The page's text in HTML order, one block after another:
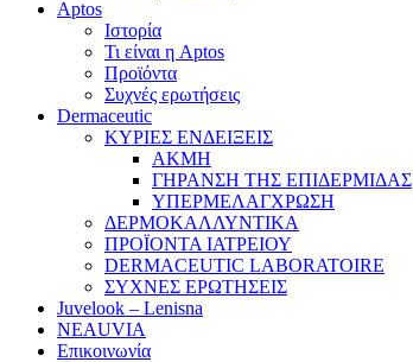
Aptos
Ιστορία
Τι είναι η Aptos
Προϊόντα
Συχνές ερωτήσεις
Dermaceutic
ΚΥΡΙΕΣ ΕΝΔΕΙΞΕΙΣ
ΑΚΜΗ
ΓΗΡΑΝΣΗ ΤΗΣ ΕΠΙΔΕΡΜΙΔΑΣ
ΥΠΕΡΜΕΛΑΓΧΡΩΣΗ
ΔΕΡΜΟΚΑΛΛΥΝΤΙΚΑ
ΠΡΟΪΟΝΤΑ ΙΑΤΡΕΙΟΥ
DERMACEUTIC LABORATOIRE
ΣΥΧΝΕΣ ΕΡΩΤΗΣΕΙΣ
Juvelook – Lenisna
NEAUVIA
Επικοινωνία